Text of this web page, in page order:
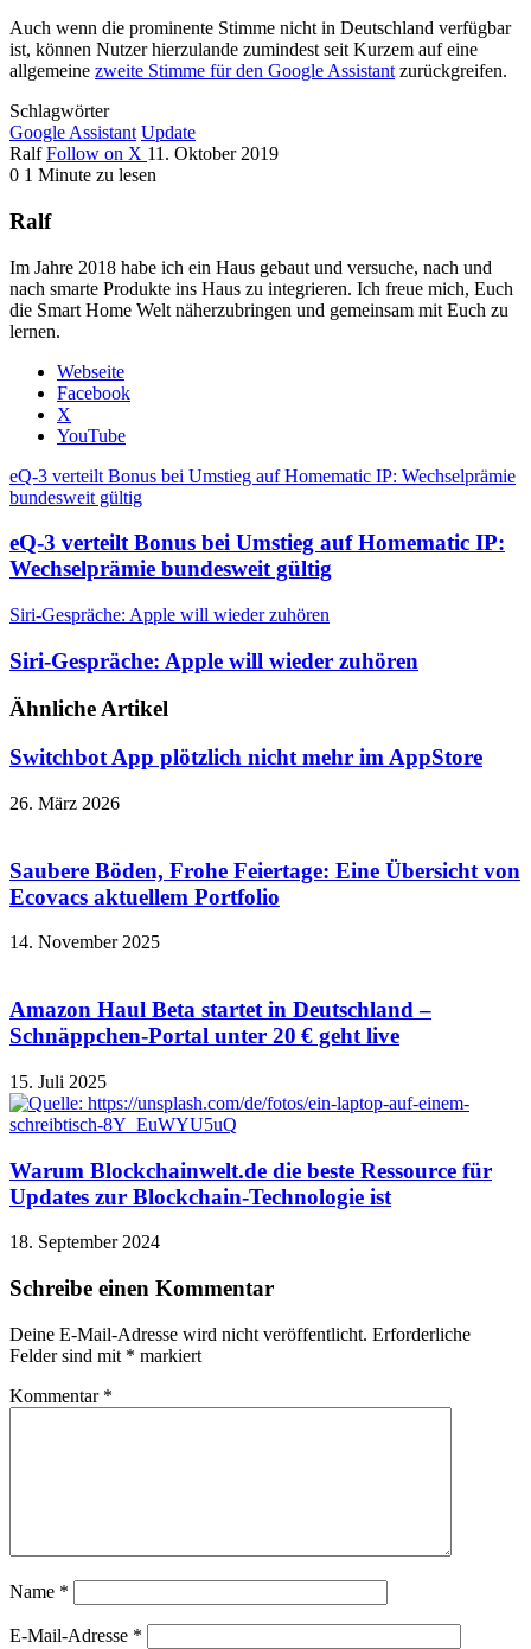
Auch wenn die prominente Stimme nicht in Deutschland verfügbar
ist, können Nutzer hierzulande zumindest seit Kurzem auf eine
allgemeine zweite Stimme für den Google Assistant zurückgreifen.
Schlagwörter
Google Assistant Update
Ralf Follow on X 11. Oktober 2019
0 1 Minute zu lesen
Ralf
Im Jahre 2018 habe ich ein Haus gebaut und versuche, nach und
nach smarte Produkte ins Haus zu integrieren. Ich freue mich, Euch
die Smart Home Welt näherzubringen und gemeinsam mit Euch zu
lernen.
Webseite
Facebook
X
YouTube
eQ-3 verteilt Bonus bei Umstieg auf Homematic IP: Wechselprämie
bundesweit gültig
eQ-3 verteilt Bonus bei Umstieg auf Homematic IP:
Wechselprämie bundesweit gültig
Siri-Gespräche: Apple will wieder zuhören
Siri-Gespräche: Apple will wieder zuhören
Ähnliche Artikel
Switchbot App plötzlich nicht mehr im AppStore
26. März 2026
Saubere Böden, Frohe Feiertage: Eine Übersicht von
Ecovacs aktuellem Portfolio
14. November 2025
Amazon Haul Beta startet in Deutschland –
Schnäppchen-Portal unter 20 € geht live
15. Juli 2025
Warum Blockchainwelt.de die beste Ressource für
Updates zur Blockchain-Technologie ist
18. September 2024
Schreibe einen Kommentar
Deine E-Mail-Adresse wird nicht veröffentlicht. Erforderliche
Felder sind mit * markiert
Kommentar *
Name *
E-Mail-Adresse *